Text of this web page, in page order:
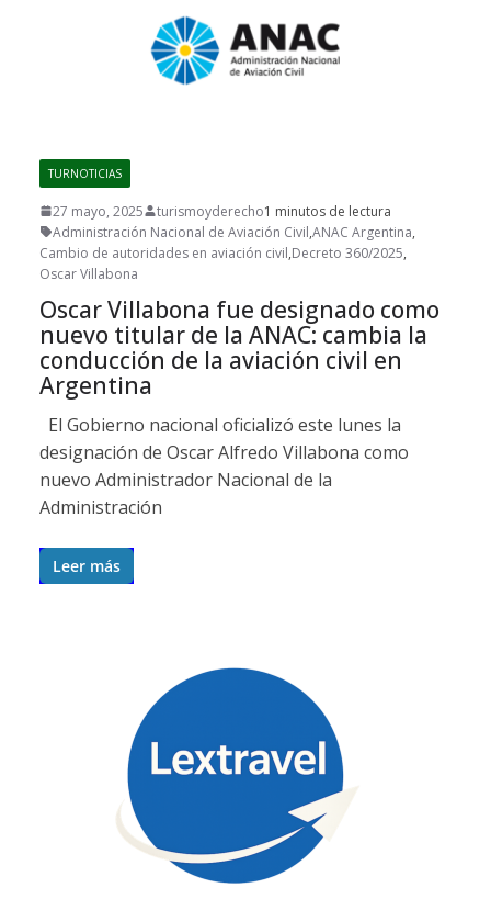
TURNOTICIAS
27 mayo, 2025 turismoyderecho1 minutos de lectura
Administración Nacional de Aviación Civil,ANAC Argentina,
Cambio de autoridades en aviación civil,Decreto 360/2025,
Oscar Villabona
Oscar Villabona fue designado como
nuevo titular de la ANAC: cambia la
conducción de la aviación civil en
Argentina
El Gobierno nacional oficializó este lunes la
designación de Oscar Alfredo Villabona como
nuevo Administrador Nacional de la
Administración
Leer más